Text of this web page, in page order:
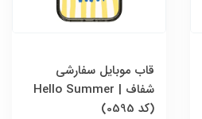
قاب موبایل سفارشی
شفاف | Hello Summer
(کد 0595)